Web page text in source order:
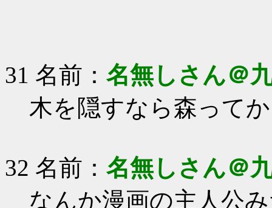
31 名前： 名無しさん＠
木を隠すなら森ってか
32 名前： 名無しさん＠
なんか漫画の主人公